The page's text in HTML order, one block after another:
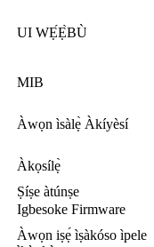
UI WẸ́Ẹ̀BÙ
MIB
Àwọn ìsàlẹ̀ Àkíyèsí
Àkọsílẹ̀
Ṣíṣe àtúnṣe
Igbesoke Firmware
Àwọn iṣẹ́ ìṣàkóso ìpele